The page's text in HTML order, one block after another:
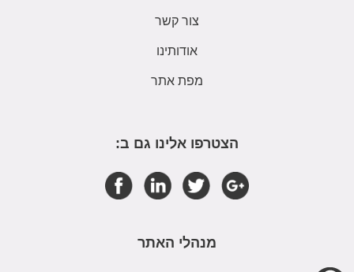
צור קשר
אודותינו
מפת אתר
הצטרפו אלינו גם ב:
מנהלי האתר